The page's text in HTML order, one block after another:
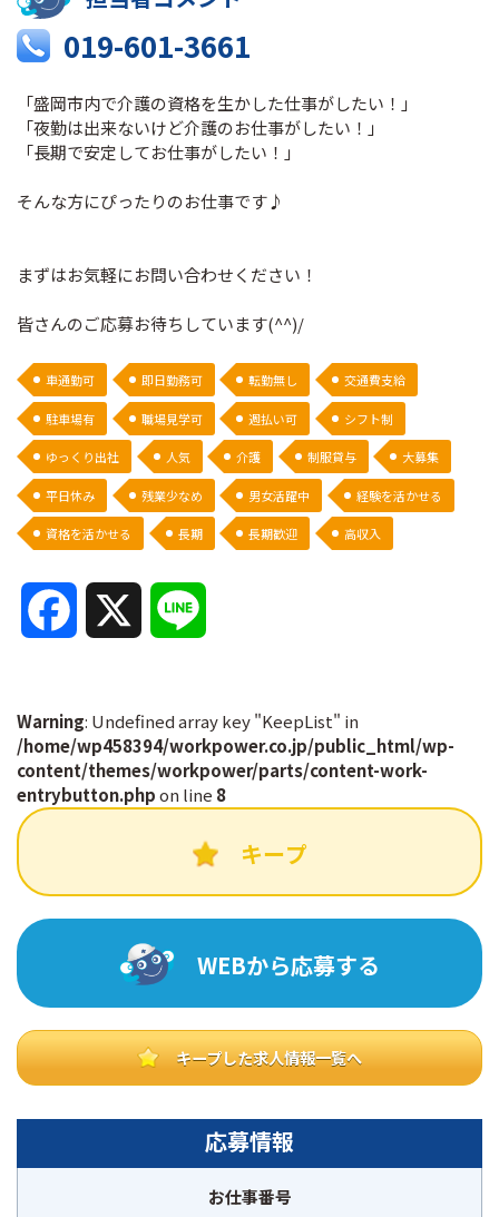
019-601-3661
「盛岡市内で介護の資格を生かした仕事がしたい！」
「夜勤は出来ないけど介護のお仕事がしたい！」
「長期で安定してお仕事がしたい！」
そんな方にぴったりのお仕事です♪
まずはお気軽にお問い合わせください！
皆さんのご応募お待ちしています(^^)/
車通勤可 即日勤務可 転勤無し 交通費支給
駐車場有 職場見学可 週払い可 シフト制
ゆっくり出社 人気 介護 制服貸与 大募集
平日休み 残業少なめ 男女活躍中 経験を活かせる
資格を活かせる 長期 長期歓迎 高収入
c
e
o
n
e
Warning: Undefined array key "KeepList" in
/home/wp458394/workpower.co.jp/public_html/wp-
content/themes/workpower/parts/content-work-
entrybutton.phpon line 8
キープ
WEBから応募する
キープした求人情報一覧へ
応募情報
お仕事番号